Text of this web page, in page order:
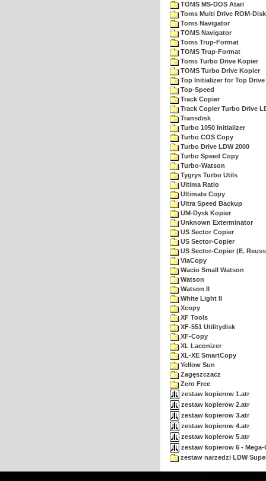
TOMS MS-DOS Atari
Toms Multi Drive ROM-
Toms Navigator
TOMS Navigator
Toms Trup-Format
TOMS Trup-Format
Toms Turbo Drive Kopier
TOMS Turbo Drive Kopier
Top Initializer for Top Drive
Top-Speed
Track Copier
Track Copier Turbo Drive
Transdisk
Turbo 1050 Initializer
Turbo COS Copy
Turbo Drive LDW 2000
Turbo Speed Copy
Turbo-Watson
Tygrys Turbo Utils
Ultima Ratio
Ultimate Copy
Ultra Speed Backup
UM-Dysk Kopier
Unknown Exterminator
US Sector Copier
US Sector-Copier
US Sector-Copier (E.
ViaCopy
Wacio Small Watson
Watson
Watson II
White Light II
Xcopy
XF Tools
XF-551 Utilitydisk
XF-Copy
XL Laconizer
XL-XE SmartCopy
Yellow Sun
Zagęszczacz
Zero Free
zestaw kopierow 1.atr
zestaw kopierow 2.atr
zestaw kopierow 3.atr
zestaw kopierow 4.atr
zestaw kopierow 5.atr
zestaw kopierow 6 -
zestaw narzedzi LDW